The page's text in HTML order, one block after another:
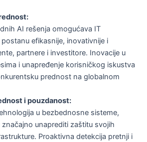
AI rešenja omogućava IT
efikasnije, inovativnije i
partnere i investitore. Inovacije u
i unapređenje korisničkog iskustva
prednost na globalnom
i pouzdanost:
u bezbednosne sisteme,
unaprediti zaštitu svojih
Proaktivna detekcija pretnji i